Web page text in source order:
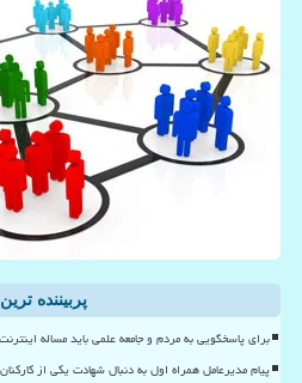
پربیننده
برای پاسخگویی به مردم و جامعه علمی باید مساله
پیام مدیرعامل همراه اول به دنبال شهادت یکی از